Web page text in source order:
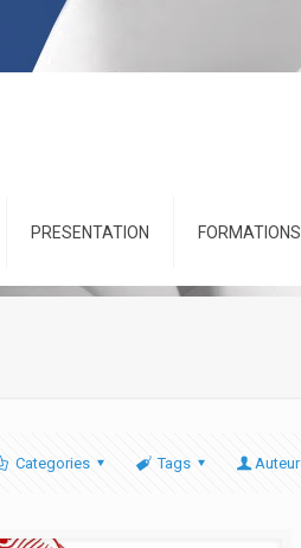
PRESENTATION FORMATIONS
Categories Tags